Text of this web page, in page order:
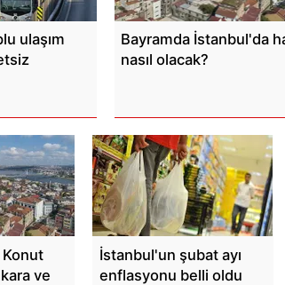
ulaşım
Bayramda İstanbul'da
nasıl olacak?
ve
İstanbul'un şubat ayı
enflasyonu belli oldu